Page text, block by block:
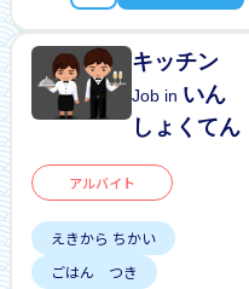
キッチン
Job in いん
しょくてん
アルバイト
えきから ちかい
ごはん つき